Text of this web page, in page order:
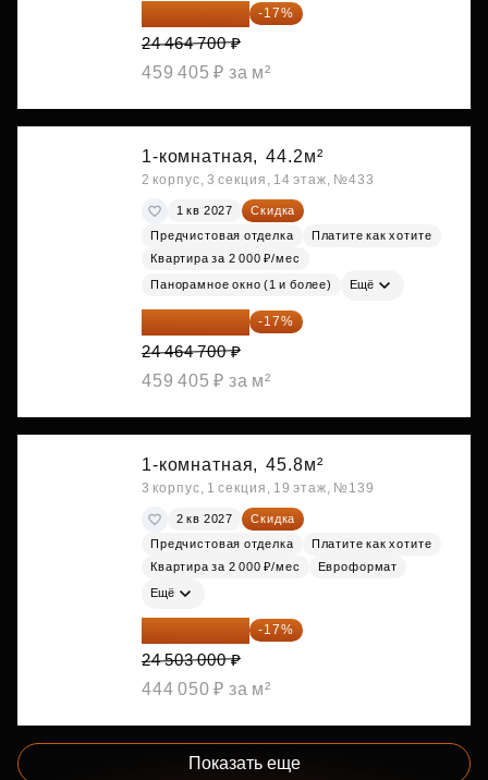
20 305 701 ₽ -17%
24 464 700 ₽
459 405 ₽ за м²
1-комнатная, 44.2м²
2 корпус, 3 секция, 14 этаж, №433
1 кв 2027
Скидка
Предчистовая отделка
Платите как хотите
Квартира за 2 000 ₽/мес
Панорамное окно (1 и более) Ещё
20 305 701 ₽ -17%
24 464 700 ₽
459 405 ₽ за м²
1-комнатная, 45.8м²
3 корпус, 1 секция, 19 этаж, №139
2 кв 2027
Скидка
Предчистовая отделка
Платите как хотите
Квартира за 2 000 ₽/мес
Евроформат
Ещё
20 337 490 ₽ -17%
24 503 000 ₽
444 050 ₽ за м²
Показать еще